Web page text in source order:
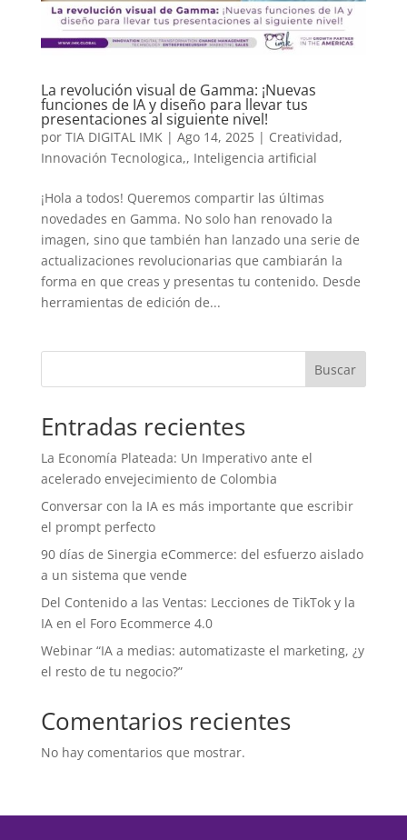
La revolución visual de Gamma: ¡Nuevas
funciones de IA y diseño para llevar tus
presentaciones al siguiente nivel!
por TIA DIGITAL IMK | Ago 14, 2025| Creatividad,
Innovación Tecnologica,, Inteligencia artificial
¡Hola a todos! Queremos compartir las últimas
novedades en Gamma. No solo han renovado la
imagen, sino que también han lanzado una serie de
actualizaciones revolucionarias que cambiarán la
forma en que creas y presentas tu contenido. Desde
herramientas de edición de...
Buscar
Entradas recientes
La Economía Plateada: Un Imperativo ante el
acelerado envejecimiento de Colombia
Conversar con la IA es más importante que escribir
el prompt perfecto
90 días de Sinergia eCommerce: del esfuerzo aislado
a un sistema que vende
Del Contenido a las Ventas: Lecciones de TikTok y la
IA en el Foro Ecommerce 4.0
Webinar “IA a medias: automatizaste el marketing, ¿y
el resto de tu negocio?”
Comentarios recientes
No hay comentarios que mostrar.